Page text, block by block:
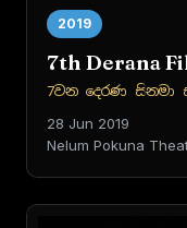
2019
7th Derana
7වන දෙරණ සිනමා
28 Jun 2019
Nelum Pokuna